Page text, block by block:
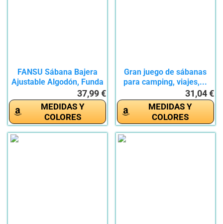
FANSU Sábana Bajera
Ajustable Algodón, Funda
37,99 €
MEDIDAS Y
COLORES
Gran juego de sábanas
para camping, viajes,...
31,04 €
MEDIDAS Y
COLORES